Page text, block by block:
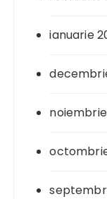
ianuarie
noiembrie
octombrie